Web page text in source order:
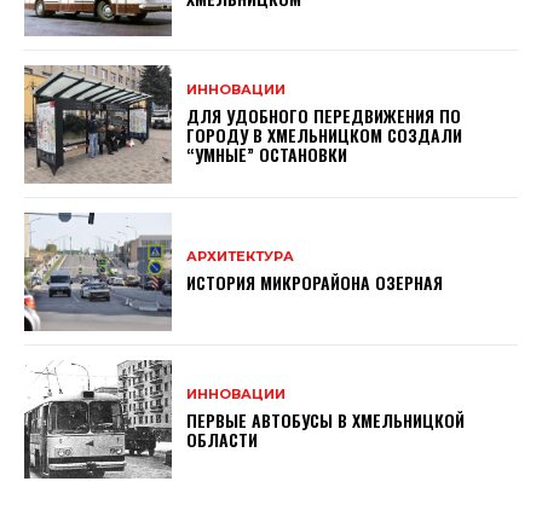
ИННОВАЦИИ
ДЛЯ УДОБНОГО ПЕРЕДВИЖЕНИЯ ПО
ГОРОДУ В ХМЕЛЬНИЦКОМ СОЗДАЛИ
“УМНЫЕ” ОСТАНОВКИ
АРХИТЕКТУРА
ИСТОРИЯ МИКРОРАЙОНА ОЗЕРНАЯ
ИННОВАЦИИ
ПЕРВЫЕ АВТОБУСЫ В ХМЕЛЬНИЦКОЙ
ОБЛАСТИ